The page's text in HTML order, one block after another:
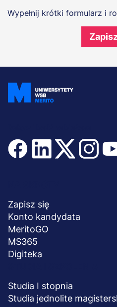
Wypełnij krótki formularz i
stopka
Zapisz się
Konto kandydata
MeritoGO
MS365
Digiteka
Studia I stopnia
Studia jednolite